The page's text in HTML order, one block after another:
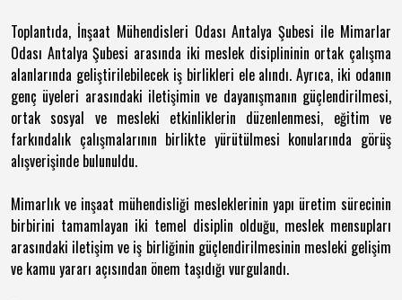
Toplantıda, İnşaat Mühendisleri Odası Antalya Şubesi ile Mimarlar
Odası Antalya Şubesi arasında iki meslek disiplininin ortak çalışma
alanlarında geliştirilebilecek iş birlikleri ele alındı. Ayrıca, iki odanın
genç üyeleri arasındaki iletişimin ve dayanışmanın güçlendirilmesi,
ortak sosyal ve mesleki etkinliklerin düzenlenmesi, eğitim ve
farkındalık çalışmalarının birlikte yürütülmesi konularında görüş
alışverişinde bulunuldu.
Mimarlık ve inşaat mühendisliği mesleklerinin yapı üretim sürecinin
birbirini tamamlayan iki temel disiplin olduğu, meslek mensupları
arasındaki iletişim ve iş birliğinin güçlendirilmesinin mesleki gelişim
ve kamu yararı açısından önem taşıdığı vurgulandı.